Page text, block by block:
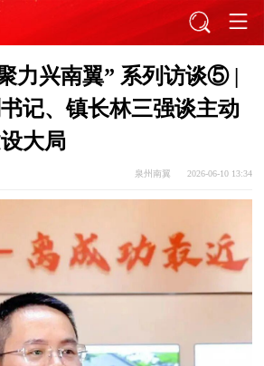
力兴南翼” 系列访谈⑤ |
记、镇长林三强谈主动
大局
泉州南翼 2026-06-10 13:34